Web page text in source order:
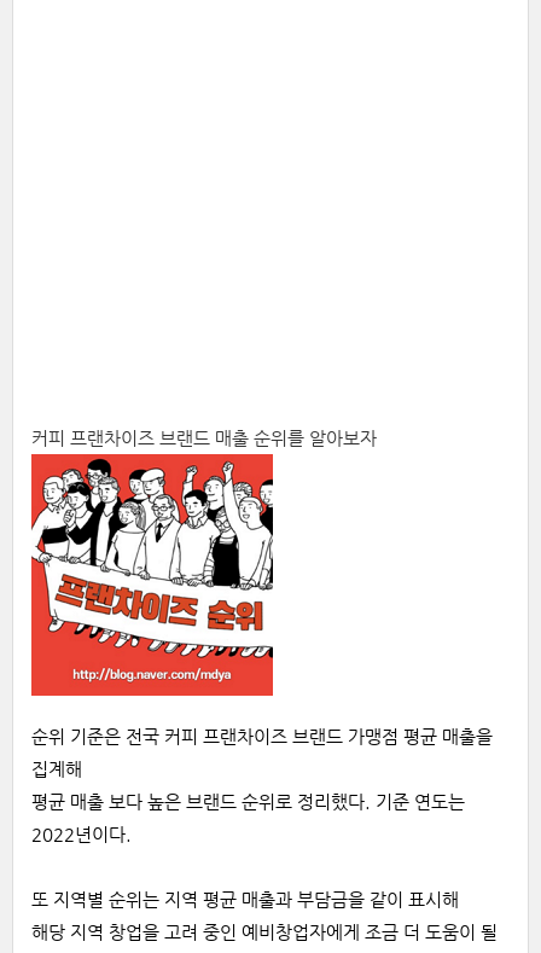
커피 프랜차이즈 브랜드 매출 순위를 알아보자
순위 기준은 전국 커피 프랜차이즈 브랜드 가맹점 평균 매출을
집계해
평균 매출 보다 높은 브랜드 순위로 정리했다. 기준 연도는
2022년이다.
또 지역별 순위는 지역 평균 매출과 부담금을 같이 표시해
해당 지역 창업을 고려 중인 예비창업자에게 조금 더 도움이 될